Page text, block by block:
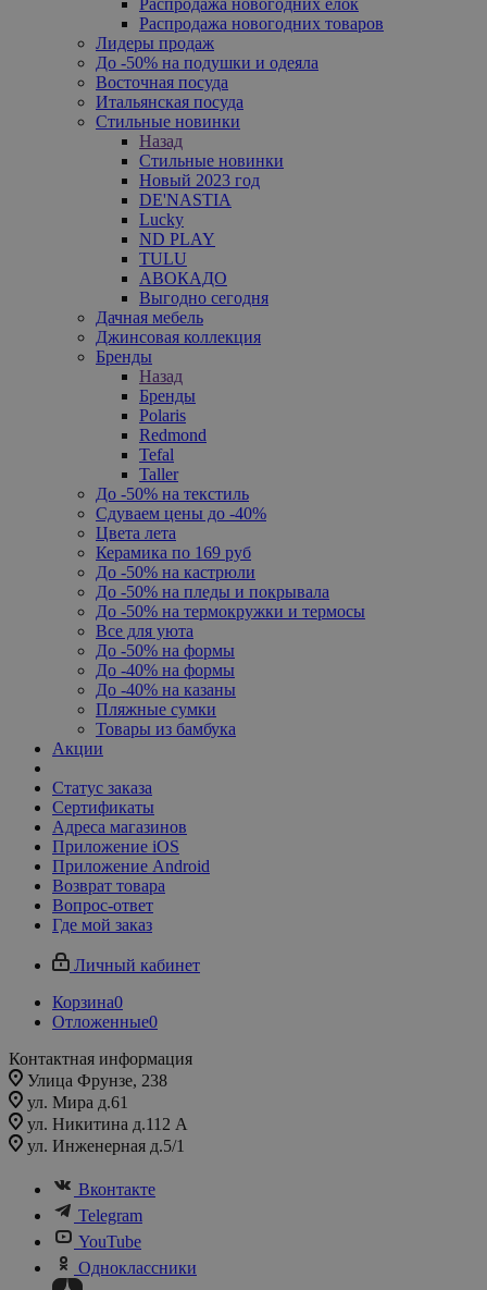
Распродажа новогодних товаров
Лидеры продаж
До -50% на подушки и одеяла
Восточная посуда
Итальянская посуда
Стильные новинки
Назад
Стильные новинки
Новый 2023 год
DE'NASTIA
Lucky
ND PLAY
TULU
АВОКАДО
Выгодно сегодня
Дачная мебель
Джинсовая коллекция
Бренды
Назад
Бренды
Polaris
Redmond
Tefal
Taller
До -50% на текстиль
Сдуваем цены до -40%
Цвета лета
Керамика по 169 руб
До -50% на кастрюли
До -50% на пледы и покрывала
До -50% на термокружки и термосы
Все для уюта
До -50% на формы
До -40% на формы
До -40% на казаны
Пляжные сумки
Товары из бамбука
Акции
Статус заказа
Сертификаты
Адреса магазинов
Приложение iOS
Приложение Android
Возврат товара
Вопрос-ответ
Где мой заказ
Личный кабинет
Корзина0
Отложенные0
Контактная информация
Улица Фрунзе, 238​
ул. Мира д.61
ул. Никитина д.112 А
ул. Инженерная д.5/1
Вконтакте
Telegram
YouTube
Одноклассники